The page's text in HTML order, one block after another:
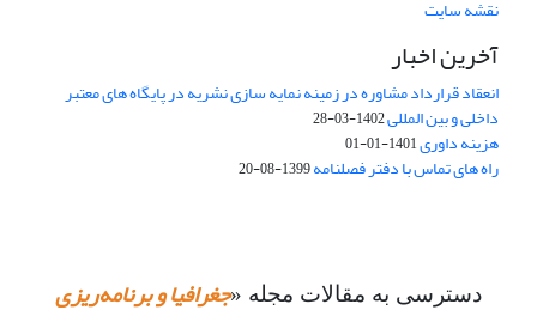
نقشه سایت
آخرین اخبار
انعقاد قرارداد مشاوره در زمینه نمایه سازی نشریه در پایگاه های معتبر
داخلی و بین المللی1402-03-28
هزینه داوری1401-01-01
راه های تماس با دفتر فصلنامه1399-08-20
دسترسی به مقالات مجله «جغرافیا و برنامه‌ریزی